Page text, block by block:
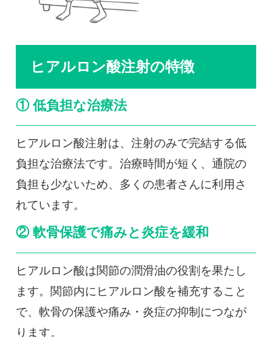
ヒアルロン酸注射の特徴
① 低負担な治療法
ヒアルロン酸注射は、注射のみで完結する低
負担な治療法です。治療時間が短く、通院の
負担も少ないため、多くの患者さんに利用さ
れています。
② 軟骨保護で痛みと炎症を緩和
ヒアルロン酸は関節の潤滑油の役割を果たし
ます。関節内にヒアルロン酸を補充すること
で、軟骨の保護や痛み・炎症の抑制につなが
ります。